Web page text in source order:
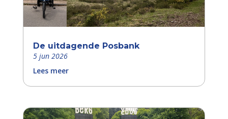
De uitdagende Posbank
5 jun 2026
Lees meer